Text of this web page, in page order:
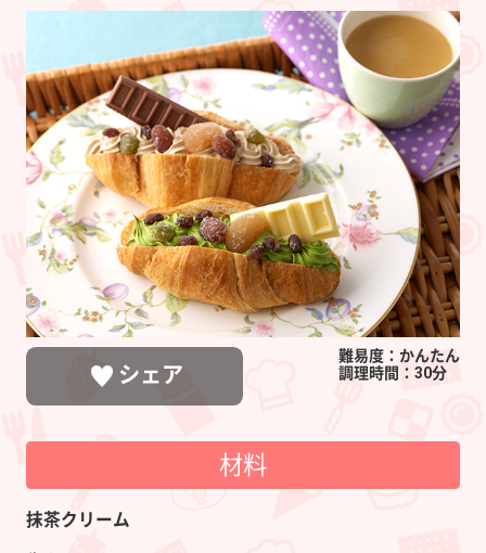
ン
ド
と
ガ
ナ
ほ
う
茶
ラ
テ
シェア
難易度：かんたん
調理時間：30分
材料
抹茶クリーム